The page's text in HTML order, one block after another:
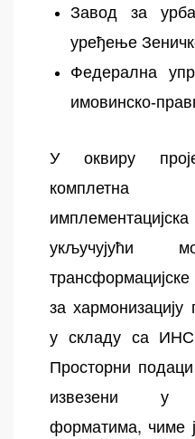
Завод за
уређење
Федерална
имовинско-
У оквиру
укључујући
за хармонизацију
у складу са
Просторни
извезени у
форматима, чиме